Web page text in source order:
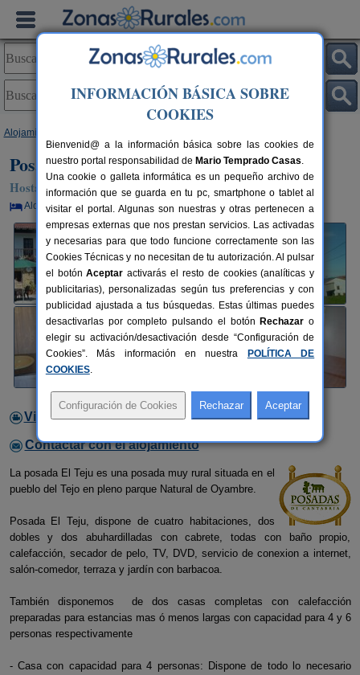
Alojamientos
Posada El Teju
Hostal Rural en Valdáliga (Cantabria)
Alquiler por habitaciones 10 plazas 48 km de Santander
Video
Contactar con el alojamiento
La posada El Teju es una posada muy rural situada en el
pueblo del Tejo en pleno parque Natural de Oyambre.
Posada El Teju, dispone de cuatro habitaciones, dos
dobles y dos abuhardilladas con cabrete, todas con baño propio,
calefacción, secador de pelo, TV, DVD, servicio de conexion a internet,
salón-comedor, terraza y jardín con barbacoa.
También disponemos de dos casas completas con calefacción
preparadas para estancias mas ó menos largas con capacidad para 4 y 6
personas respectivamente
- Casa con capacidad para 4 personas: Dispone de todo lo necesario
INFORMACIÓN BÁSICA SOBRE
COOKIES
Bienvenid@ a la información básica sobre las cookies de
nuestro portal responsabilidad de Mario Temprado Casas.
Una cookie o galleta informática es un pequeño archivo de
información que se guarda en tu pc, smartphone o tablet al
visitar el portal. Algunas son nuestras y otras pertenecen a
empresas externas que nos prestan servicios. Las activadas
y necesarias para que todo funcione correctamente son las
Cookies Técnicas y no necesitan de tu autorización. Al pulsar
el botónAceptar activarás el resto de cookies (analíticas y
publicitarias), personalizadas según tus preferencias y con
publicidad ajustada a tus búsquedas. Estas últimas puedes
desactivarlas por completo pulsando el botón Rechazar o
elegir su activación/desactivación desde “Configuración de
Cookies”. Más información en nuestra
POLÍTICA DE
COOKIES.